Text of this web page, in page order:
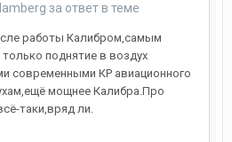
за ответ в теме
работы Калибром,самым
поднятие в воздух
современными КР авиационного
мощнее Калибра.Про
таки,вряд ли.